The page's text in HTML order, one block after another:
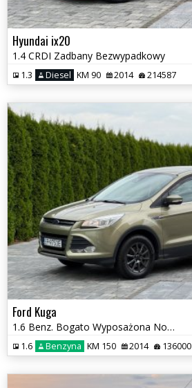
Hyundai ix20
1.4 CRDI Zadbany Bezwypadkowy
1.3 Diesel KM 90 2014 214587
Ford Kuga
1.6 Benz. Bogato Wyposażona Nowy rozrząd
1.6 Benzyna KM 150 2014 136000